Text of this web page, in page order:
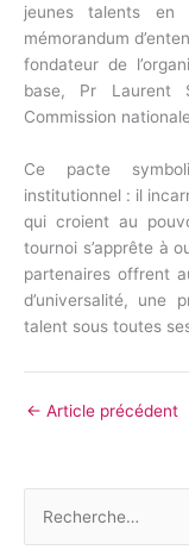
jeunes talents en
mémorandum
fondateur de
base, Pr Laurent
Commission
Ce pacte
institutionnel : il
qui croient au
tournoi s’apprête à
partenaires offrent
d’universalité, une
talent sous toutes
← Article précédent